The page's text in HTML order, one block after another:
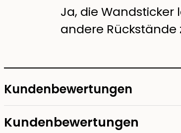
Ja, die Wandsticker
andere Rückstände
Kundenbewertungen
Kundenbewertungen